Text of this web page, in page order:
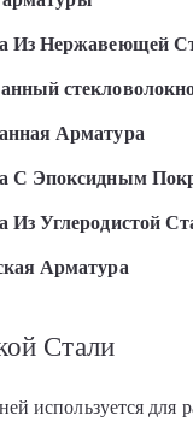
Из Нержавеющей
Арматура
С Эпоксидным
Из Углеродистой
Арматура
Стали
используется